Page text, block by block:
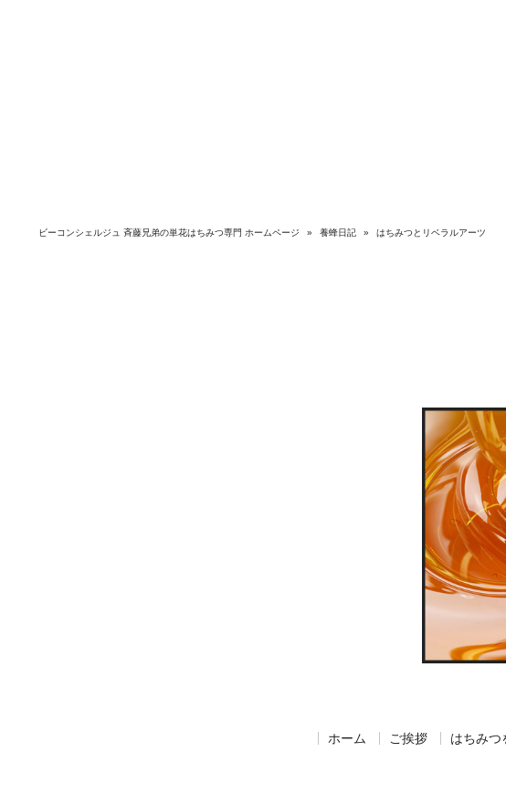
ビーコンシェルジュ 斉藤兄弟の単花はちみつ専門 ホームページ » 養蜂日記 » はちみつとリベラルアーツ
ホーム ご挨拶 はちみつ